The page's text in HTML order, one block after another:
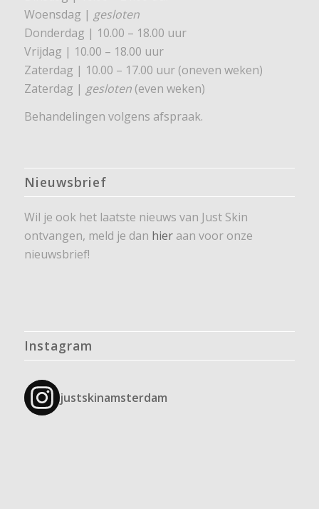
Woensdag | gesloten
Donderdag | 10.00 – 18.00 uur
Vrijdag | 10.00 – 18.00 uur
Zaterdag | 10.00 – 17.00 uur (oneven weken)
Zaterdag | gesloten(even weken)
Behandelingen volgens afspraak.
Nieuwsbrief
Wil je ook het laatste nieuws van Just Skin
ontvangen, meld je dan hieraan voor onze
nieuwsbrief!
Instagram
justskinamsterdam